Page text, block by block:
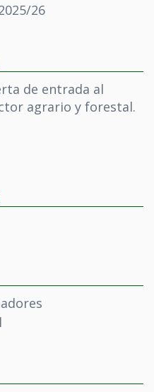
26
de entrada al
agrario y forestal.